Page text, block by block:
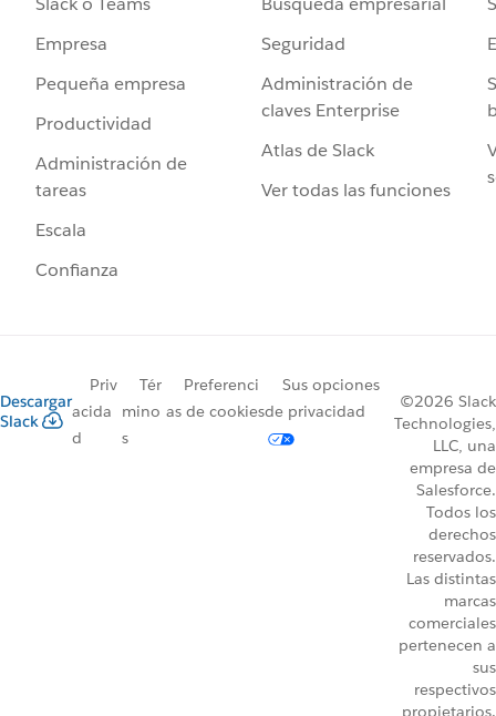
Empresa
Pequeña empresa
Productividad
Administración de
tareas
Escala
Confianza
Seguridad
Administración de
claves Enterprise
Atlas de Slack
Ver todas las funciones
Descargar
Slack
Priv
acida
d
Tér
mino
s
Preferenci
as de cookies
Sus opciones
de privacidad
©2026 Slack
Technologies,
LLC, una
empresa de
Salesforce.
Todos los
derechos
reservados.
Las distintas
marcas
comerciales
pertenecen a
sus
respectivos
propietarios.